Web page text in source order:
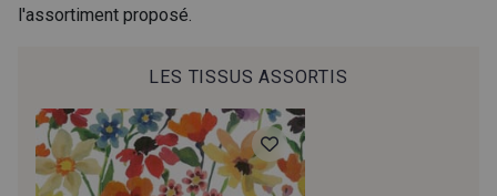
213 - Bleu Ciel 201 - Moutarde
l'assortiment proposé.
LES TISSUS ASSORTIS